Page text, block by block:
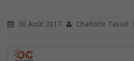
30 Août 2017 Charlotte Tassel